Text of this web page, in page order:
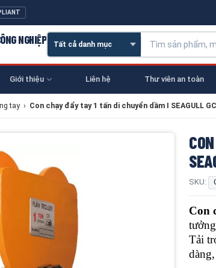
NGHIỆP
Giới thiệu Liên hệ Thư viên an toàn
tay › Con chạy đẩy tay 1 tấn di chuyển dầm I SEAGULL
SKU:
Con
Tải